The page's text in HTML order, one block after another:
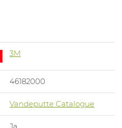
3M
46182000
Vandeputte Catalogue